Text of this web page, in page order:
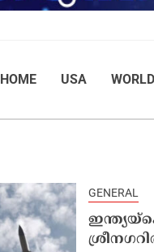
HOME USA WORLD
GENERAL